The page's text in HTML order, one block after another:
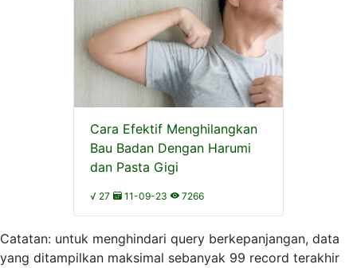
Cara Efektif Menghilangkan
Bau Badan Dengan Harumi
dan Pasta Gigi
√ 27 11-09-23 7266
Catatan: untuk menghindari query berkepanjangan, data
yang ditampilkan maksimal sebanyak 99 record terakhir